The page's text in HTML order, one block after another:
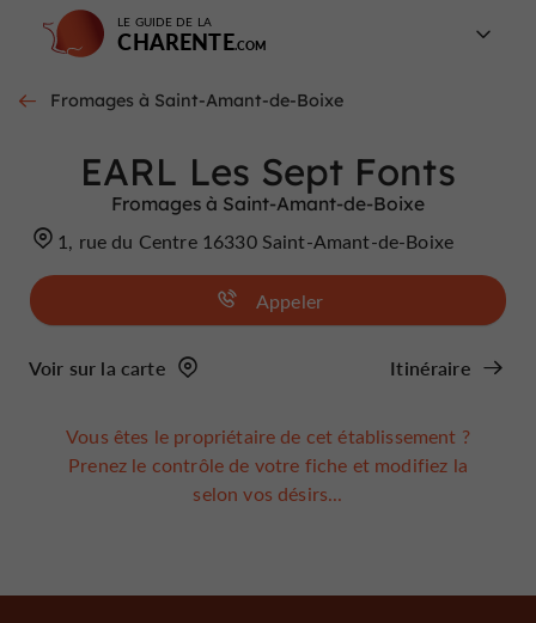
LE GUIDE DE LA
CHARENTE
Fromages à Saint-Amant-de-Boixe
EARL Les Sept Fonts
Fromages à Saint-Amant-de-Boixe
1, rue du Centre 16330 Saint-Amant-de-Boixe
Appeler
Voir sur la carte Itinéraire
Vous êtes le propriétaire de cet établissement ?
Prenez le contrôle de votre fiche et modifiez la
selon vos désirs...